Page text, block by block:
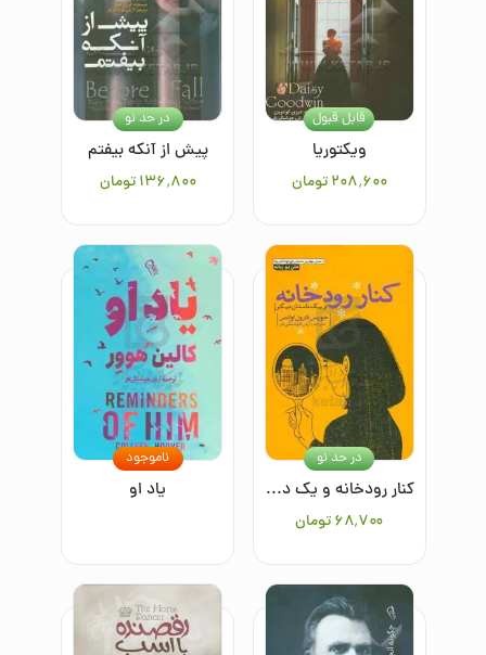
ویکتوریا
۲۰۸٬۶۰۰ تومان
قابل قبول
پیش از آنکه بیفتم
۱۳۶٬۸۰۰ تومان
در حد نو
کنار رودخانه و یک داستان دیگر
۶۸٬۷۰۰تومان
در حد نو
یاد او
ناموجود